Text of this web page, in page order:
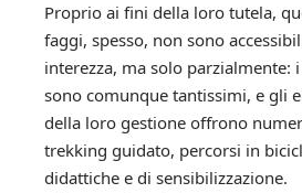
Proprio ai fini della loro tutela,
faggi, spesso, non sono
interezza, ma solo parzialmente:
sono comunque tantissimi, e gli
della loro gestione offrono
trekking guidato, percorsi in
didattiche e di sensibilizzazione.